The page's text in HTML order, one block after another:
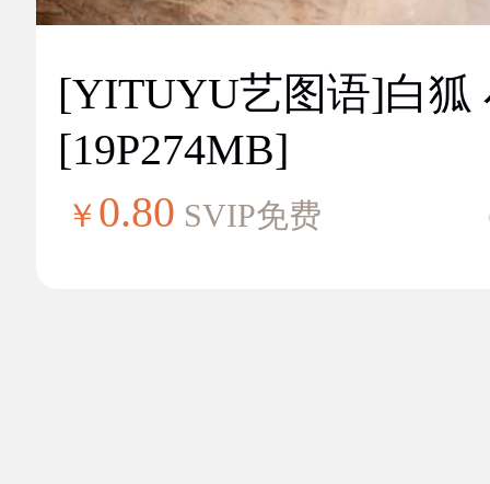
[YITUYU艺图语]白狐
[19P274MB]
￥ 0.80 SVIP免费